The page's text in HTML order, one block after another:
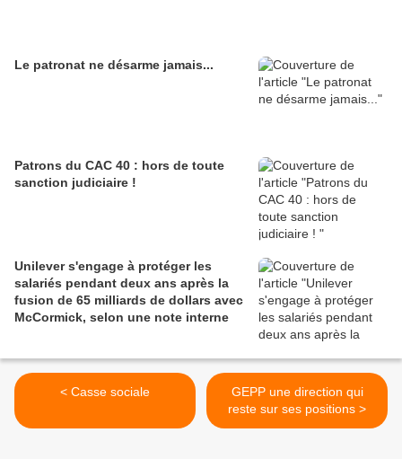
Le patronat ne désarme jamais...
Patrons du CAC 40 : hors de toute
sanction judiciaire !
Unilever s'engage à protéger les
salariés pendant deux ans après la
fusion de 65 milliards de dollars avec
McCormick, selon une note interne
< Casse sociale
GEPP une direction qui
reste sur ses positions >